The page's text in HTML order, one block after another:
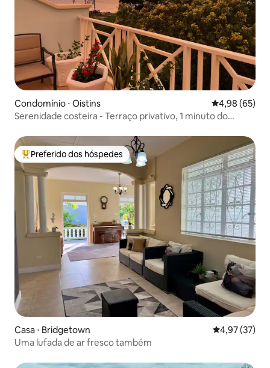
Condomínio ⋅ Oistins 4,98 de uma
4,98 (65)
Serenidade costeira - Terraço privativo, 1 minuto do
Entre os melhores preferidos dos hóspedes
Preferido dos hóspedes
Casa ⋅ Bridgetown 4,97 de uma
4,97 (37)
Uma lufada de ar fresco também